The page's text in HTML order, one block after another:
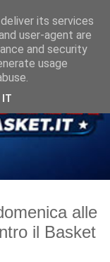
alle
il Basket
its services
user-agent are
and security
usage
IT